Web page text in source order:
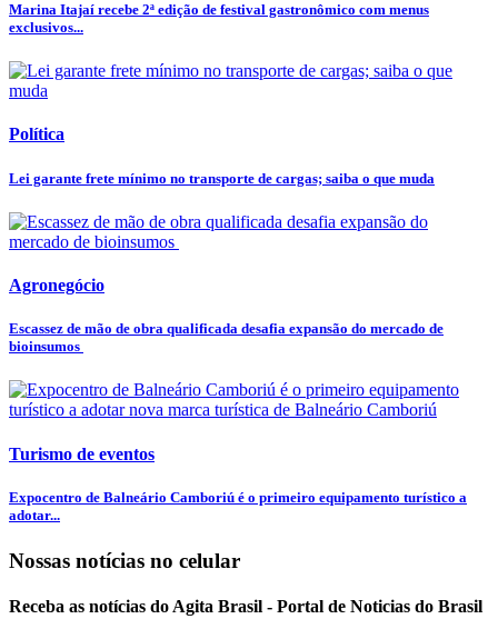
Marina Itajaí recebe 2ª edição de festival gastronômico com menus
exclusivos...
Política
Lei garante frete mínimo no transporte de cargas; saiba o que muda
Agronegócio
Escassez de mão de obra qualificada desafia expansão do mercado de
bioinsumos
Turismo de eventos
Expocentro de Balneário Camboriú é o primeiro equipamento turístico a
adotar...
Nossas notícias no celular
Receba as notícias do Agita Brasil - Portal de Noticias do Brasil